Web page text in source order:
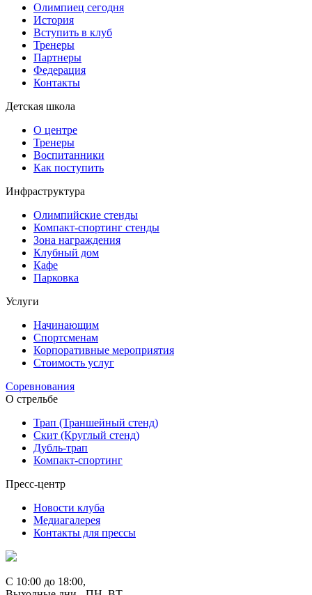
Олимпиец сегодня
История
Вступить в клуб
Тренеры
Партнеры
Федерация
Контакты
Детская школа
О центре
Тренеры
Воспитанники
Как поступить
Инфраструктура
Олимпийские стенды
Компакт-спортинг стенды
Зона награждения
Клубный дом
Кафе
Парковка
Услуги
Начинающим
Спортсменам
Корпоративные мероприятия
Стоимость услуг
Соревнования
О стрельбе
Трап (Траншейный стенд)
Скит (Круглый стенд)
Дубль-трап
Компакт-спортинг
Пресс-центр
Новости клуба
Медиагалерея
Контакты для прессы
С 10:00 до 18:00,